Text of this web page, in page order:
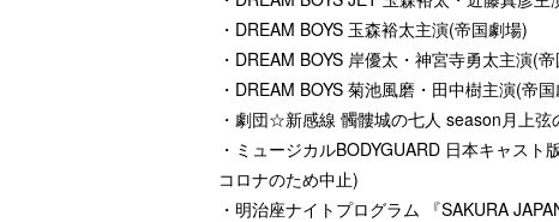
・DREAM BOYS 玉森裕太主演(帝国劇場)
・DREAM BOYS 岸優太・神宮寺勇太主演(
・DREAM BOYS 菊池風磨・田中樹主演(帝
・劇団☆新感線 髑髏城の七人 season月上
・ミュージカルBODYGUARD 日本キャス
コロナのため中止)
・明治座ナイトプログラム 『SAKURA